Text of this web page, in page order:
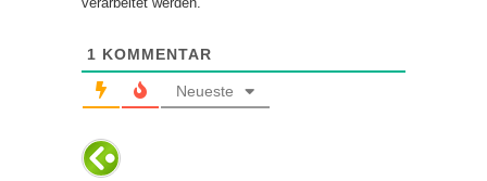
1 KOMMENTAR
Neueste